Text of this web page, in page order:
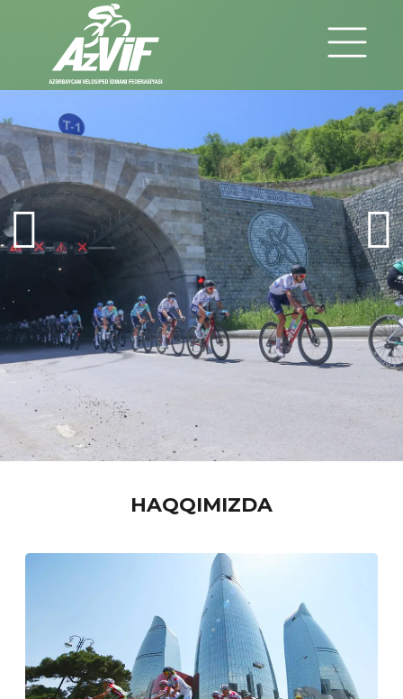
“Bakı–Xankəndi”
Azərbaycan Velosiped
Ətraflı
HAQQIMIZDA